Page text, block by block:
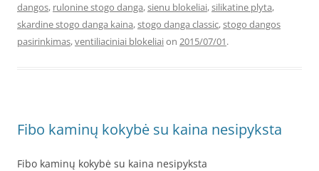
dangos, rulonine stogo danga,sienu blokeliai,silikatine plyta,
skardine stogo danga kaina,stogo danga classic,stogo dangos
pasirinkimas,ventiliaciniai blokeliaion 2015/07/01.
Fibo kaminų kokybė su kaina nesipyksta
Fibo kaminų kokybė su kaina nesipyksta